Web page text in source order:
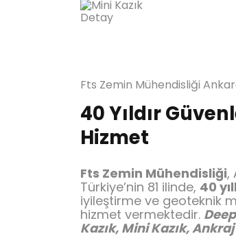
Detay
Fts Zemin Mühendisliği
40 Yıldır
Hizmet
Fts Zemin Mühendisliği,
Türkiye’nin 81 ilinde, 40
iyileştirme ve geoteknik
hizmet vermektedir.
Kazık, Mini Kazık,